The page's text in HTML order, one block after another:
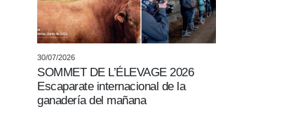
30/07/2026
SOMMET DE L’ÉLEVAGE 2026
Escaparate internacional de la
ganadería del mañana